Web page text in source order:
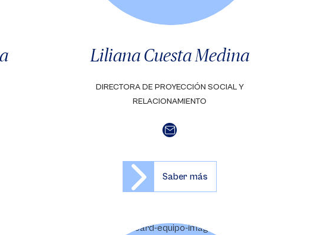
Liliana Cuesta Medina
DIRECTORA DE PROYECCIÓN SOCIAL Y
RELACIONAMIENTO
Saber más